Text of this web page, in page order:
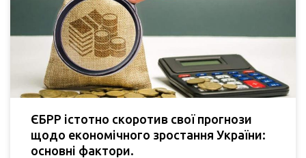
ЄБРР істотно скоротив свої прогнози
щодо економічного зростання України:
основні фактори.